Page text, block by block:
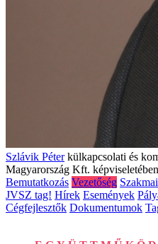
Szlávik Péter külkapcsolati és
Magyarország Kft. képviseletében
Bemutatkozás Vezetőség
JVSZ tag! Hírek Események
Cégfejlesztők Dokumentumok